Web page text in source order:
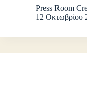
Press Room
12 Οκτωβρίου